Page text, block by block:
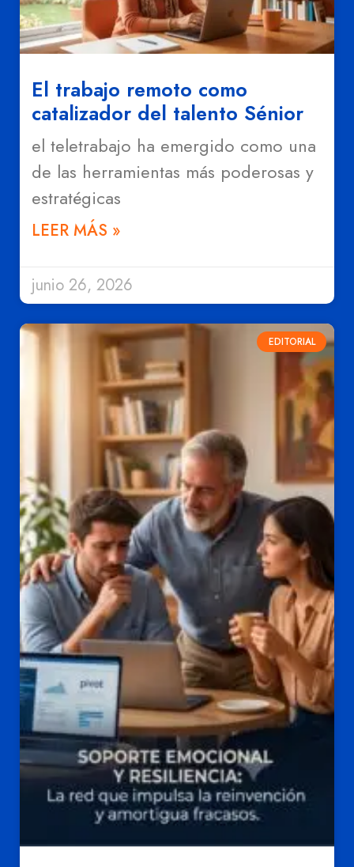
El trabajo remoto como
catalizador del talento Sénior
el teletrabajo ha emergido como una
de las herramientas más poderosas y
estratégicas
LEER MÁS »
junio 26, 2026
EDITORIAL